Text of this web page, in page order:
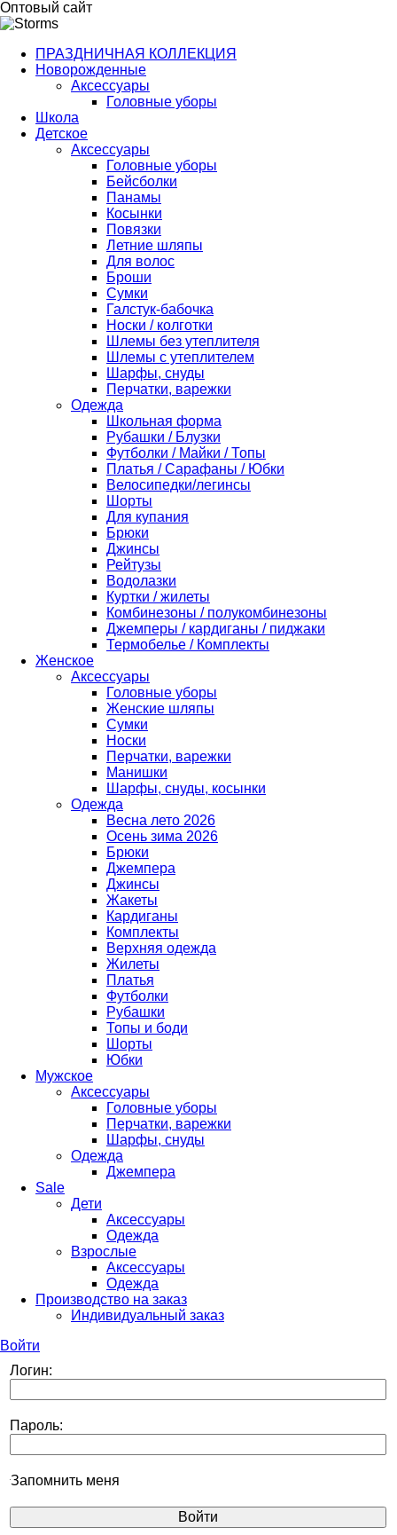
Оптовый сайт
ПРАЗДНИЧНАЯ КОЛЛЕКЦИЯ
Новорожденные
Аксессуары
Головные уборы
Школа
Детское
Аксессуары
Головные уборы
Бейсболки
Панамы
Косынки
Повязки
Летние шляпы
Для волос
Броши
Сумки
Галстук-бабочка
Носки / колготки
Шлемы без утеплителя
Шлемы с утеплителем
Шарфы, снуды
Перчатки, варежки
Одежда
Школьная форма
Рубашки / Блузки
Футболки / Майки / Топы
Платья / Сарафаны / Юбки
Велосипедки/легинсы
Шорты
Для купания
Брюки
Джинсы
Рейтузы
Водолазки
Куртки / жилеты
Комбинезоны / полукомбинезоны
Джемперы / кардиганы / пиджаки
Термобелье / Комплекты
Женское
Аксессуары
Головные уборы
Женские шляпы
Сумки
Носки
Перчатки, варежки
Манишки
Шарфы, снуды, косынки
Одежда
Весна лето 2026
Осень зима 2026
Брюки
Джемпера
Джинсы
Жакеты
Кардиганы
Комплекты
Верхняя одежда
Жилеты
Платья
Футболки
Рубашки
Топы и боди
Шорты
Юбки
Мужское
Аксессуары
Головные уборы
Перчатки, варежки
Шарфы, снуды
Одежда
Джемпера
Sale
Дети
Аксессуары
Одежда
Взрослые
Аксессуары
Одежда
Производство на заказ
Индивидуальный заказ
Войти
Логин:
Пароль:
Запомнить меня